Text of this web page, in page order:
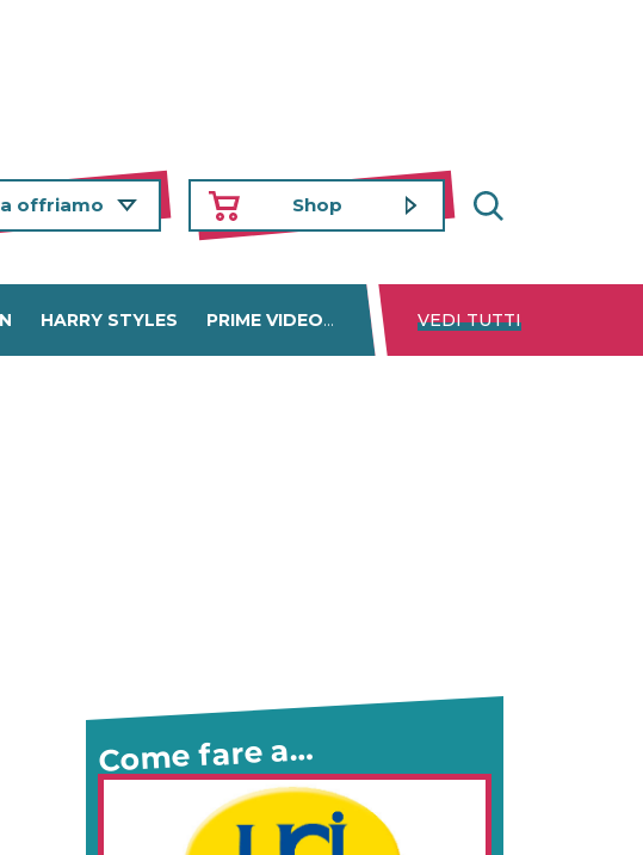
offriamo Shop
HARRY STYLES PRIME VIDEO DISNEY+ NETFLIX
VEDI TUTTI
Come fare a…